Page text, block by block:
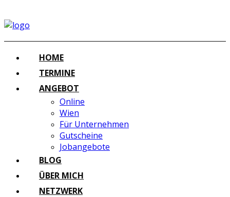
HOME
TERMINE
ANGEBOT
Online
Wien
Für Unternehmen
Gutscheine
Jobangebote
BLOG
ÜBER MICH
NETZWERK